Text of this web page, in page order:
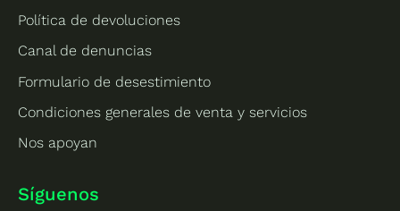
Política de devoluciones
Canal de denuncias
Formulario de desestimiento
Condiciones generales de venta y servicios
Nos apoyan
Síguenos